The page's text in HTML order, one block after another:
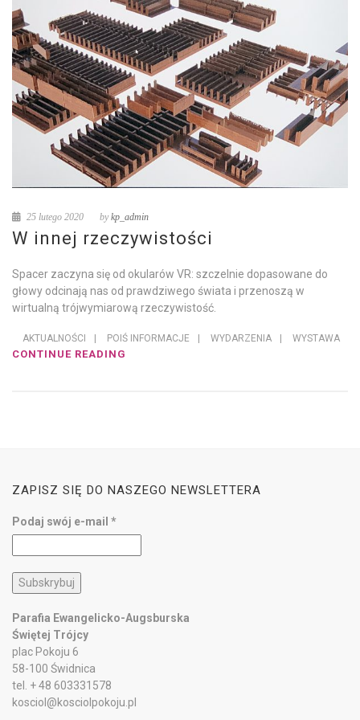
25 lutego 2020 bykp_admin
W innej rzeczywistości
Spacer zaczyna się od okularów VR: szczelnie dopasowane do
głowy odcinają nas od prawdziwego świata i przenoszą w
wirtualną trójwymiarową rzeczywistość.
AKTUALNOŚCI | POIŚ INFORMACJE | WYDARZENIA | WYSTAWA
CONTINUE READING
ZAPISZ SIĘ DO NASZEGO NEWSLETTERA
Podaj swój e-mail *
Parafia Ewangelicko-Augsburska
Świętej Trójcy
plac Pokoju 6
58-100 Świdnica
tel. + 48 603331578
kosciol@kosciolpokoju.pl